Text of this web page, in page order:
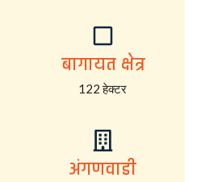
बागायत क्षेत्र
122 हेक्टर
अंगणवाडी